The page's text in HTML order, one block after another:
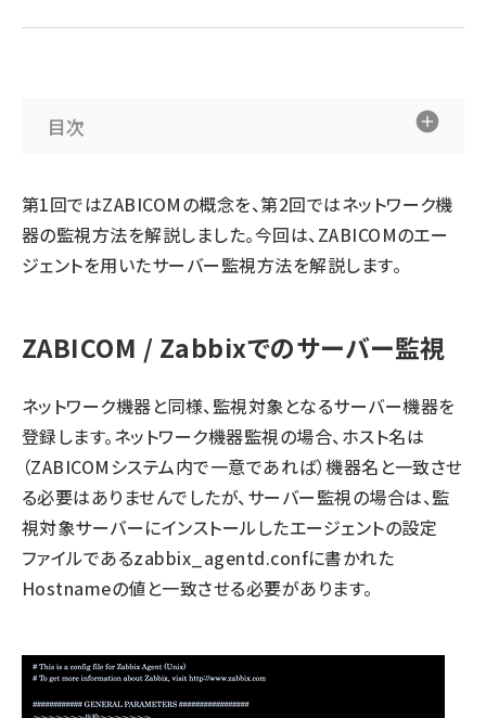
目次
第1回ではZABICOMの概念を、第2回ではネットワーク機
器の監視方法を解説しました。今回は、ZABICOMのエー
ジェントを用いたサーバー監視方法を解説します。
ZABICOM / Zabbixでのサーバー監視
ネットワーク機器と同様、監視対象となるサーバー機器を
登録します。ネットワーク機器監視の場合、ホスト名は
（ZABICOMシステム内で一意であれば）機器名と一致させ
る必要はありませんでしたが、サーバー監視の場合は、監
視対象サーバーにインストールしたエージェントの設定
ファイルであるzabbix_agentd.confに書かれた
Hostnameの値と一致させる必要があります。